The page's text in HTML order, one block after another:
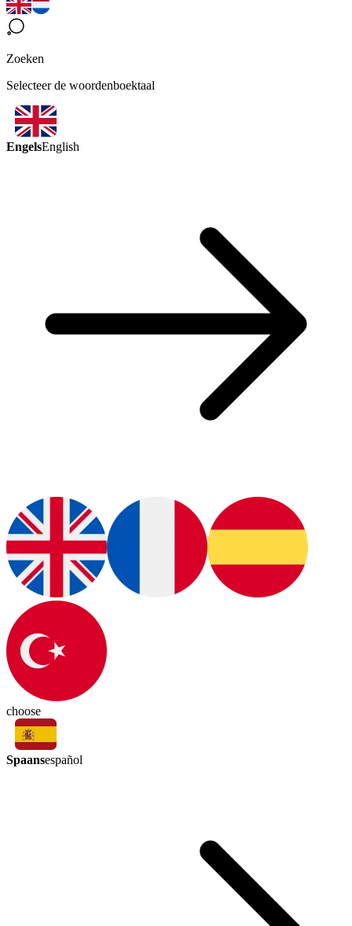
Zoeken
Selecteer de woordenboektaal
EngelsEnglish
choose
Spaansespañol